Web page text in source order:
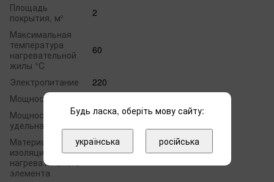
Площадь
покрытия, м²
2
Максимальная
температура
нагревательной
жилы °C
60
Электропитание
220
Мощность
Мощность
удельная
20 Вт/м
Материал
изоляции
нагревательного
элемента
полиэтилен сшитый (РЕХ)
Будь ласка, оберіть мову сайту:
українська російська